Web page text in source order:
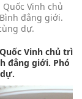
Vinh chủ
đẳng giới.
dự.
Vinh chủ trì
đẳng giới. Phó